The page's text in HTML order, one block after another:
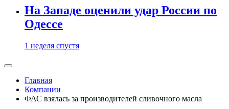
На Западе оценили удар России по
Одессе
1 неделя спустя
Главная
Компании
ФАС взялась за производителей сливочного масла